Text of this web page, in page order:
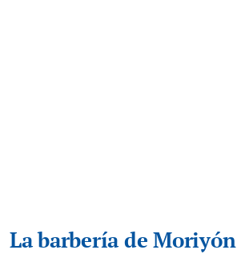
La barbería de Moriyón